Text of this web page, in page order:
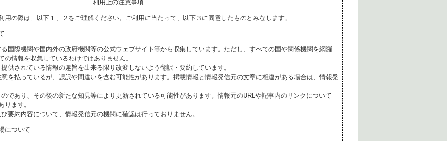
利用上の注意事項
用の際は、以下１、２をご理解ください。ご利用に当たって、以下３に同意したものとみなします。
国際機関や国内外の政府機関等の公式ウェブサイト等から収集しています。ただし、すべての国や関係機関を網羅
の情報を収集しているわけではありません。
供されている情報の趣旨を出来る限り改変しないよう翻訳・要約しています。
を払っているが、誤訳や間違いを含む可能性があります。掲載情報と情報発信元の文章に相違がある場合は、情報発
であり、その後の新たな知見等により更新されている可能性があります。情報元のURLや記事内のリンクについて
ります。
要約内容について、情報発信元の機関に確認は行っておりません。
について